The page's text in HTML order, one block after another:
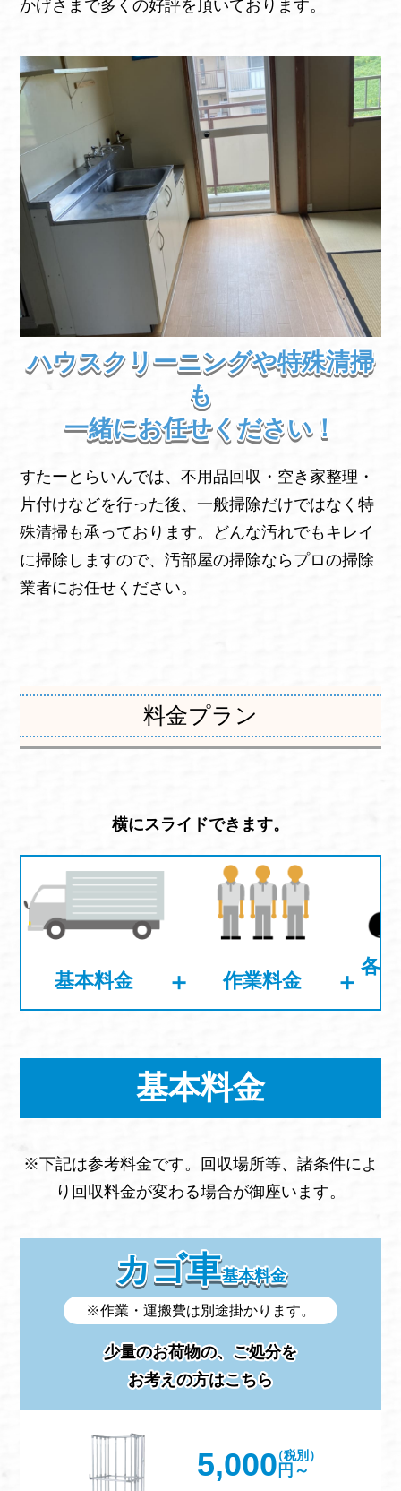
かげさまで多くの好評を頂いております。
ハウスクリーニングや特殊清掃
も
一緒にお任せください！
すたーとらいんでは、不用品回収・空き家整理・
片付けなどを行った後、一般掃除だけではなく特
殊清掃も承っております。どんな汚れでもキレイ
に掃除しますので、汚部屋の掃除ならプロの掃除
業者にお任せください。
料金プラン
横にスライドできます。
基本料金 ＋ 作業料金 ＋
各
基本料金
※下記は参考料金です。回収場所等、諸条件によ
り回収料金が変わる場合が御座います。
カゴ車基本料金
※作業・運搬費は別途掛かります。
少量のお荷物の、ご処分を
お考えの方はこちら
5,000 円～
（税別）